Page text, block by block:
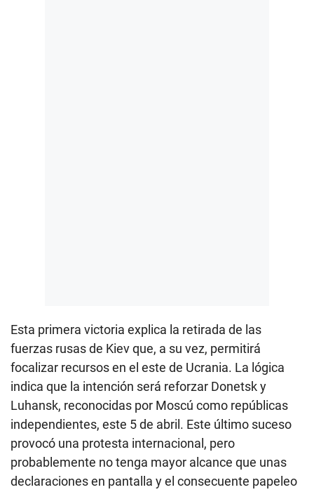
Esta primera victoria explica la retirada de las
fuerzas rusas de Kiev que, a su vez, permitirá
focalizar recursos en el este de Ucrania. La lógica
indica que la intención será reforzar Donetsk y
Luhansk, reconocidas por Moscú como repúblicas
independientes, este 5 de abril. Este último suceso
provocó una protesta internacional, pero
probablemente no tenga mayor alcance que unas
declaraciones en pantalla y el consecuente papeleo